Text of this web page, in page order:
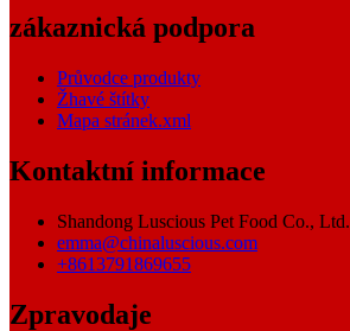
zákaznická podpora
Průvodce produkty
Žhavé štítky
Mapa stránek.xml
Kontaktní informace
Shandong Luscious Pet Food Co., Ltd.
emma@chinaluscious.com
+8613791869655
Zpravodaje